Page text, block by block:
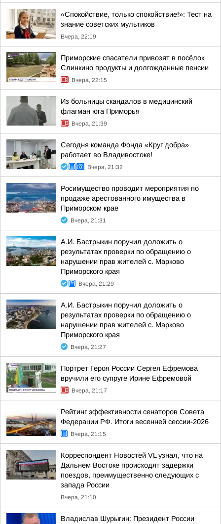
«Спокойствие, только спокойствие!»: Тест на
знание советских мультиков
Вчера, 22:19
Приморские спасатели привозят в посёлок
Слинкино продукты и долгожданные пенсии
Вчера, 22:15
Из больницы скандалов в медицинский
флагман юга Приморья
Вчера, 21:39
Сегодня команда Фонда «Круг добра»
работает во Владивостоке!
Вчера, 21:32
Росимущество проводит мероприятия по
продаже арестованного имущества в
Приморском крае
Вчера, 21:31
А.И. Бастрыкин поручил доложить о
результатах проверки по обращению о
нарушении прав жителей с. Марково
Приморского края
Вчера, 21:29
А.И. Бастрыкин поручил доложить о
результатах проверки по обращению о
нарушении прав жителей с. Марково
Приморского края
Вчера, 21:27
Портрет Героя России Сергея Ефремова
вручили его супруге Ирине Ефремовой
Вчера, 21:17
Рейтинг эффективности сенаторов Совета
Федерации РФ. Итоги весенней сессии-2026
Вчера, 21:15
Корреспондент Новостей VL узнал, что на
Дальнем Востоке происходят задержки
поездов, преимущественно следующих с
запада России
Вчера, 21:10
Владислав Шурыгин: Президент России